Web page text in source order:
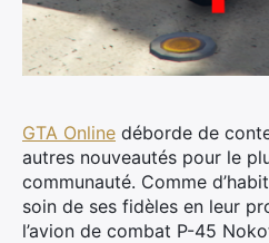
GTA Online déborde de
autres nouveautés pour le
communauté. Comme
soin de ses fidèles en leur
l’avion de combat P-45